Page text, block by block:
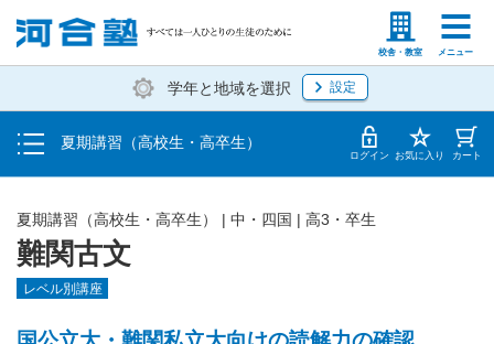
校舎・教室 メニュー
塾生の方 高等学校の先生
学年と地域を選択 設定
夏期講習（高校生・高卒生）
受講料・お申し込み方法
受講開始までの流れ
校舎・教室一覧 ログイン お気に入り カート
難関古文
夏期講習（高校生・高卒生） | 中・四国 | 高3・卒生
レベル別講座